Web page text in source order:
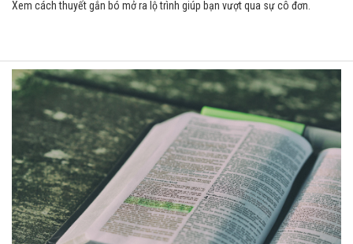
Xem cách thuyết gắn bó mở ra lộ trình giúp bạn vượt qua sự cô đơn.